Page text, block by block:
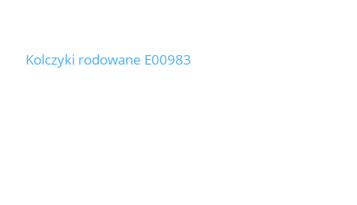
Kolczyki rodowane E00983